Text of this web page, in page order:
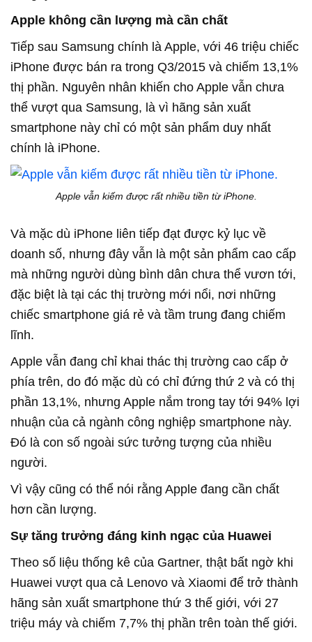
Apple không cần lượng mà cần chất
Tiếp sau Samsung chính là Apple, với 46 triệu chiếc
iPhone được bán ra trong Q3/2015 và chiếm 13,1%
thị phần. Nguyên nhân khiến cho Apple vẫn chưa
thể vượt qua Samsung, là vì hãng sản xuất
smartphone này chỉ có một sản phẩm duy nhất
chính là iPhone.
Apple vẫn kiếm được rất nhiều tiền từ iPhone.
Và mặc dù iPhone liên tiếp đạt được kỷ lục về
doanh số, nhưng đây vẫn là một sản phẩm cao cấp
mà những người dùng bình dân chưa thể vươn tới,
đặc biệt là tại các thị trường mới nổi, nơi những
chiếc smartphone giá rẻ và tầm trung đang chiếm
lĩnh.
Apple vẫn đang chỉ khai thác thị trường cao cấp ở
phía trên, do đó mặc dù có chỉ đứng thứ 2 và có thị
phần 13,1%, nhưng Apple nắm trong tay tới 94% lợi
nhuận của cả ngành công nghiệp smartphone này.
Đó là con số ngoài sức tưởng tượng của nhiều
người.
Vì vậy cũng có thể nói rằng Apple đang cần chất
hơn cần lượng.
Sự tăng trưởng đáng kinh ngạc của Huawei
Theo số liệu thống kê của Gartner, thật bất ngờ khi
Huawei vượt qua cả Lenovo và Xiaomi để trở thành
hãng sản xuất smartphone thứ 3 thế giới, với 27
triệu máy và chiếm 7,7% thị phần trên toàn thế giới.